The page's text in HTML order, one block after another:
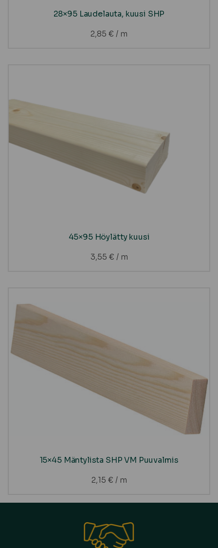
28×95 Laudelauta, kuusi SHP
2,85 € / m
45×95 Höylätty kuusi
3,55 € / m
15×45 Mäntylista SHP VM Puuvalmis
2,15 € / m